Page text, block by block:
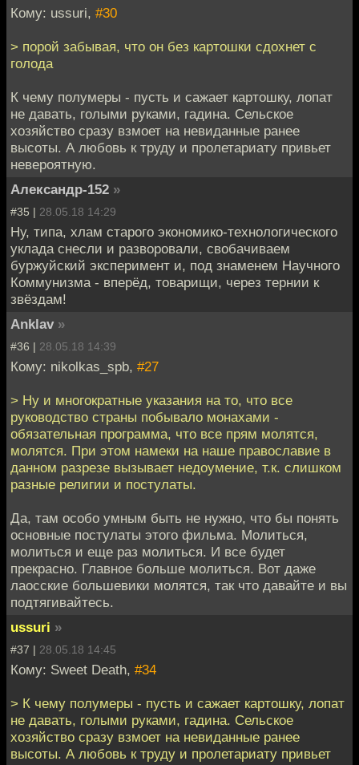
Кому: ussuri, #30
> порой забывая, что он без картошки сдохнет с
голода
К чему полумеры - пусть и сажает картошку, лопат
не давать, голыми руками, гадина. Сельское
хозяйство сразу взмоет на невиданные ранее
высоты. А любовь к труду и пролетариату привьет
невероятную.
Александр-152 »
#35 | 28.05.18 14:29
Ну, типа, хлам старого экономико-технологического
уклада снесли и разворовали, свобачиваем
буржуйский эксперимент и, под знаменем Научного
Коммунизма - вперёд, товарищи, через тернии к
звёздам!
Anklav »
#36 | 28.05.18 14:39
Кому: nikolkas_spb, #27
> Ну и многократные указания на то, что все
руководство страны побывало монахами -
обязательная программа, что все прям молятся,
молятся. При этом намеки на наше православие в
данном разрезе вызывает недоумение, т.к. слишком
разные религии и постулаты.
Да, там особо умным быть не нужно, что бы понять
основные постулаты этого фильма. Молиться,
молиться и еще раз молиться. И все будет
прекрасно. Главное больше молиться. Вот даже
лаосские большевики молятся, так что давайте и вы
подтягивайтесь.
ussuri »
#37 | 28.05.18 14:45
Кому: Sweet Death, #34
> К чему полумеры - пусть и сажает картошку, лопат
не давать, голыми руками, гадина. Сельское
хозяйство сразу взмоет на невиданные ранее
высоты. А любовь к труду и пролетариату привьет